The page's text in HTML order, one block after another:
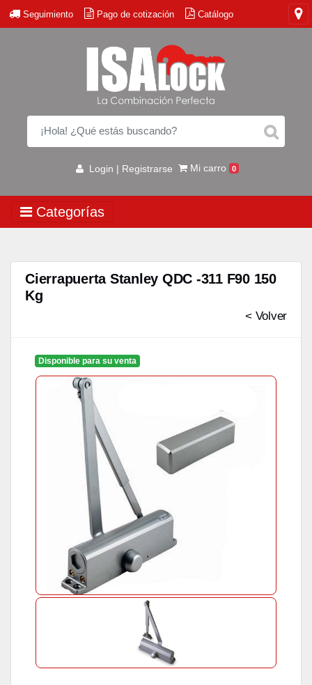
Seguimiento Pago de cotización Catálogo
Login | Registrarse Mi carro 0
Categorías
Cierrapuerta Stanley QDC -311 F90 150
Kg
< Volver
Disponible para su venta